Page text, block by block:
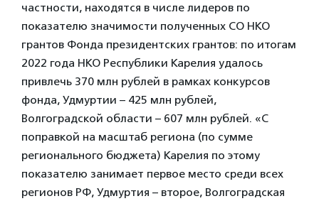
частности, находятся в числе лидеров по
показателю значимости полученных СО НКО
грантов Фонда президентских грантов: по итогам
2022 года НКО Республики Карелия удалось
привлечь 370 млн рублей в рамках конкурсов
фонда, Удмуртии – 425 млн рублей,
Волгоградской области – 607 млн рублей. «С
поправкой на масштаб региона (по сумме
регионального бюджета) Карелия по этому
показателю занимает первое место среди всех
регионов РФ, Удмуртия – второе, Волгоградская